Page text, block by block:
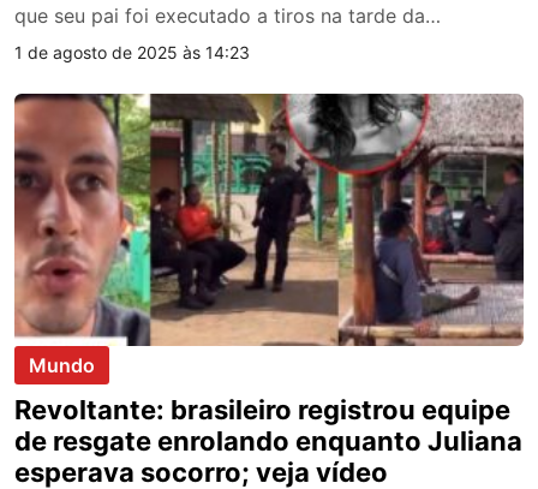
que seu pai foi executado a tiros na tarde da…
1 de agosto de 2025 às 14:23
Mundo
Revoltante: brasileiro registrou equipe
de resgate enrolando enquanto Juliana
esperava socorro; veja vídeo